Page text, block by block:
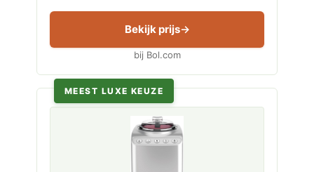
Bekijk prijs
bij Bol.com
MEEST LUXE KEUZE